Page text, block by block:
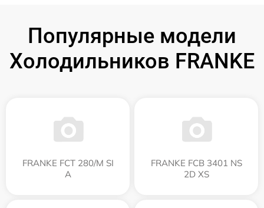
Популярные модели
Холодильников FRANKE
FRANKE FCT 280/M SI
A
FRANKE FCB 3401 NS
2D XS